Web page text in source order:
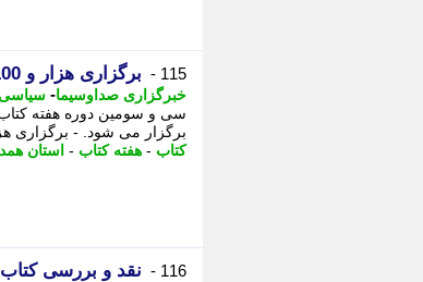
115 - برگزاری هزار و 100 برنامه فرهنگی و هنری کتابخانه های استان همدان در هفته کتاب
خبرگزاری صداوسیما- سیاسی
سی و سومین دوره هفته کتاب
برگزار می شود. - برگزاری هزار و 100 برنامه فرهنگی و هنری کتابخانه
کتاب - هفته کتاب - استان
116 -
نقد و بررسی